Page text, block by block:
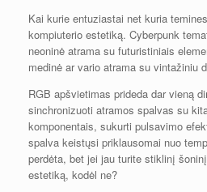
Kai kurie entuziastai net kuria
kompiuterio estetiką. Cyberpunk
neoninė atrama su futuristiniais
medinė ar vario atrama su vintažiniu
RGB apšvietimas prideda dar vieną
sinchronizuoti atramos spalvas su
komponentais, sukurti pulsavimo
spalva keistųsi priklausomai nuo
perdėta, bet jei jau turite stiklinį
estetiką, kodėl ne?